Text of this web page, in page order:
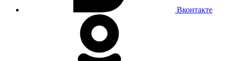
Вконтакте